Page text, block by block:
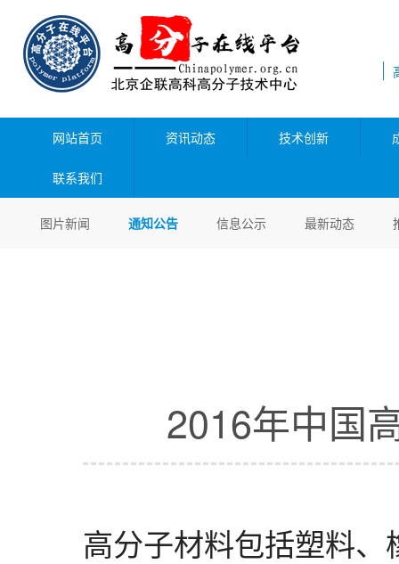
网站首页 资讯动态 技术创新
联系我们
图片新闻 通知公告 信息公示 最新动态
2016年中国
高分子材料包括塑料